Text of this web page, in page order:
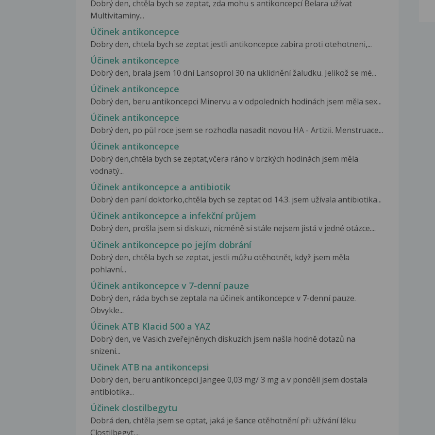
Dobrý den, chtěla bych se zeptat, zda mohu s antikoncepcí Belara užívat
Multivitaminy...
Účinek antikoncepce
Dobry den, chtela bych se zeptat jestli antikoncepce zabira proti otehotneni,...
Účinek antikoncepce
Dobrý den, brala jsem 10 dní Lansoprol 30 na uklidnění žaludku. Jelikož se mé...
Účinek antikoncepce
Dobrý den, beru antikoncepci Minervu a v odpoledních hodinách jsem měla sex...
Účinek antikoncepce
Dobrý den, po půl roce jsem se rozhodla nasadit novou HA - Artizii. Menstruace...
Účinek antikoncepce
Dobrý den,chtěla bych se zeptat,včera ráno v brzkých hodinách jsem měla
vodnatý...
Účinek antikoncepce a antibiotik
Dobrý den paní doktorko,chtěla bych se zeptat od 14.3. jsem užívala antibiotika...
Účinek antikoncepce a infekční průjem
Dobrý den, prošla jsem si diskuzi, nicméně si stále nejsem jistá v jedné otázce....
Účinek antikoncepce po jejím dobrání
Dobrý den, chtěla bych se zeptat, jestli můžu otěhotnět, když jsem měla
pohlavní...
Účinek antikoncepce v 7-denní pauze
Dobrý den, ráda bych se zeptala na účinek antikoncepce v 7-denní pauze.
Obvykle...
Účinek ATB Klacid 500 a YAZ
Dobrý den, ve Vasich zveřejněnych diskuzích jsem našla hodně dotazů na
snizeni...
Učinek ATB na antikoncepsi
Dobrý den, beru antikoncepci Jangee 0,03 mg/ 3 mg a v pondělí jsem dostala
antibiotika...
Účinek clostilbegytu
Dobrá den, chtěla jsem se optat, jaká je šance otěhotnění při užívání léku
Clostilbegyt,...